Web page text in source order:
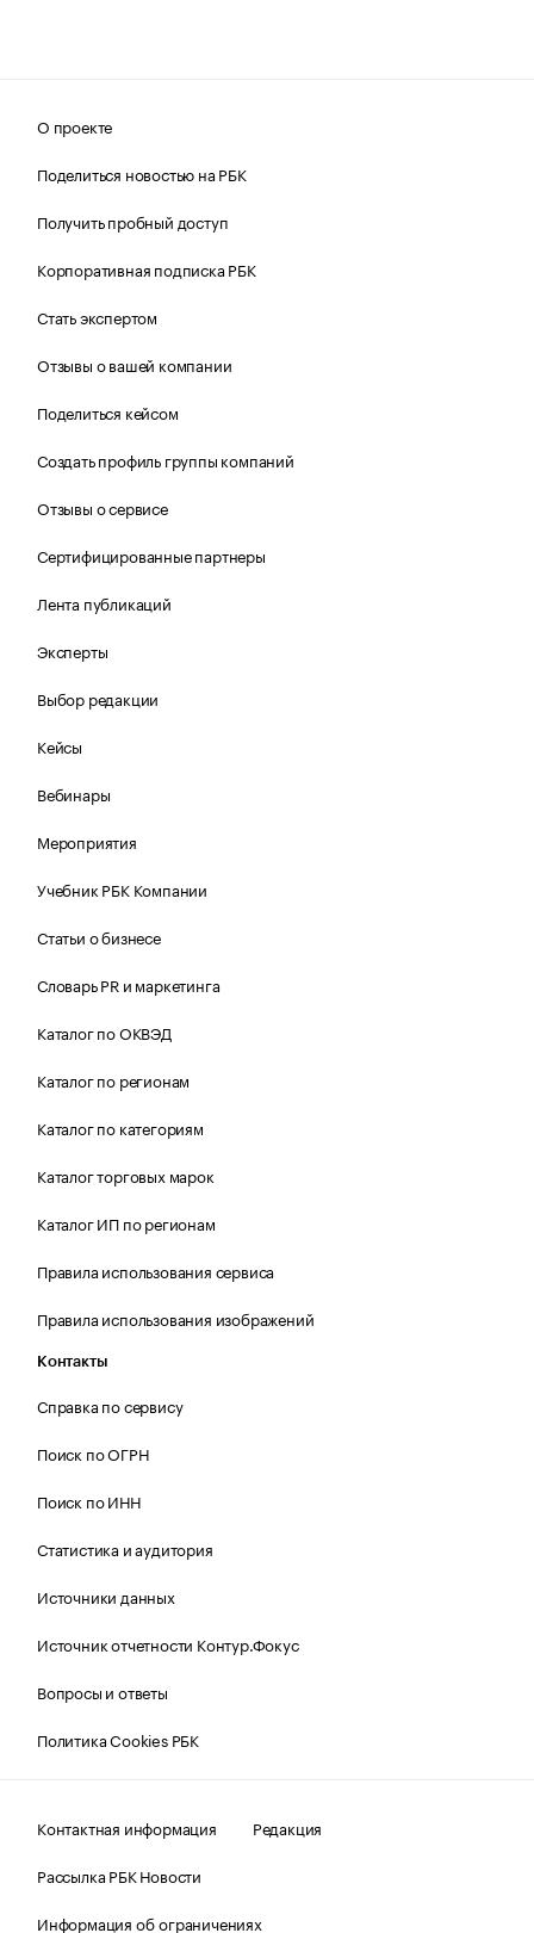
О проекте
Поделиться новостью на РБК
Получить пробный доступ
Корпоративная подписка РБК
Стать экспертом
Отзывы о вашей компании
Поделиться кейсом
Создать профиль группы компаний
Отзывы о сервисе
Сертифицированные партнеры
Лента публикаций
Эксперты
Выбор редакции
Кейсы
Вебинары
Мероприятия
Учебник РБК Компании
Статьи о бизнесе
Словарь PR и маркетинга
Каталог по ОКВЭД
Каталог по регионам
Каталог по категориям
Каталог торговых марок
Каталог ИП по регионам
Правила использования сервиса
Правила использования изображений
Контакты
Справка по сервису
Поиск по ОГРН
Поиск по ИНН
Статистика и аудитория
Источники данных
Источник отчетности Контур.Фокус
Вопросы и ответы
Политика Cookies РБК
Контактная информация
Редакция
Рассылка РБК Новости
Информация об ограничениях